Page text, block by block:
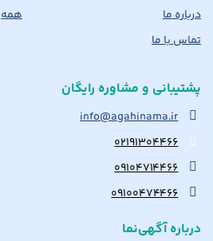
درباره ما
تماس با ما
همه
پشتیبانی و مشاوره رایگان
info@agahinama.ir
۰۲۱۹۱۳۰۴۴۶۶
۰۹۱۰۴۷۱۴۴۶۶
۰۹۱۰۰۴۷۴۴۶۶
درباره آگهی‌نما